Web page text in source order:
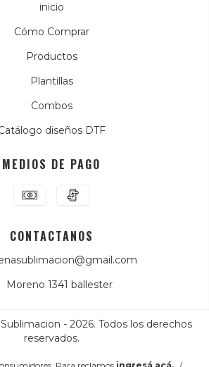
inicio
Cómo Comprar
Productos
Plantillas
Combos
diseños DTF
MEDIOS DE PAGO
CONTACTANOS
Moreno 1341 ballester
- 2026. Todos los derechos
reservados.